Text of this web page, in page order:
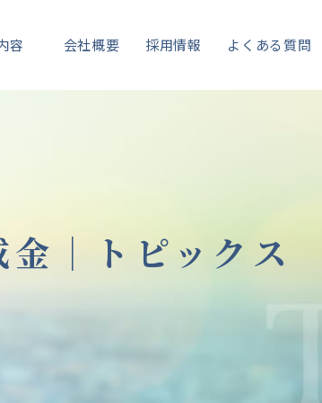
容 会社概要 採用情報 よくある質問
｜ トピックス